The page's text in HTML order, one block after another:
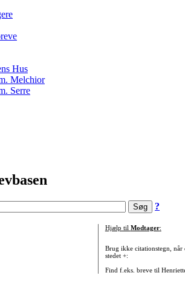
Hus
Melchior
Serre
?
Hjælp til Modtager:
Brug ikke citationstegn, når
stedet +:
Find f.eks. breve til